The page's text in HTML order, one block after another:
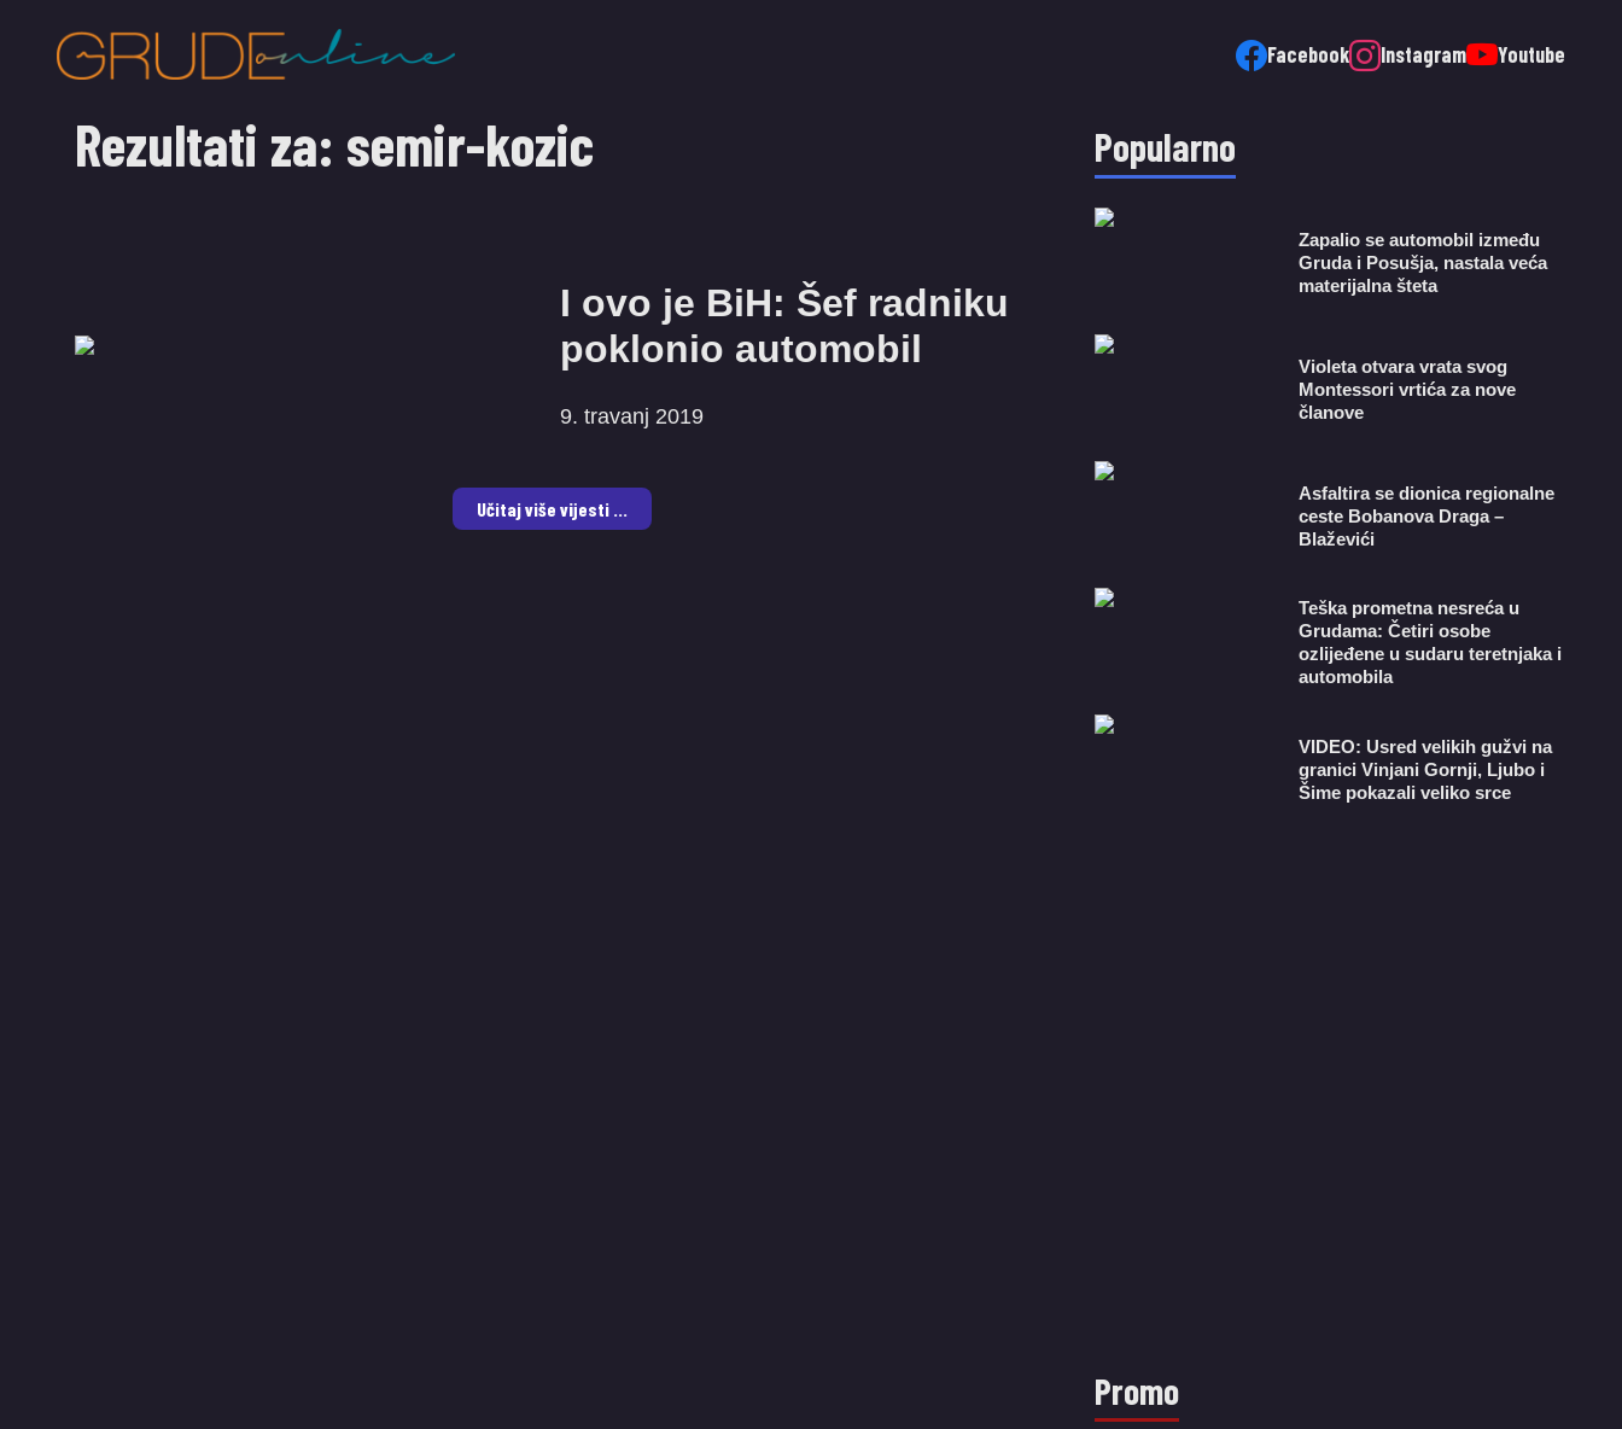
Facebook Instagram Youtube
Rezultati za: semir-kozic
I ovo je BiH: Šef radniku
poklonio automobil
9. travanj 2019
Učitaj više vijesti ...
Popularno
Zapalio se automobil između
Gruda i Posušja, nastala veća
materijalna šteta
Violeta otvara vrata svog
Montessori vrtića za nove
članove
Asfaltira se dionica regionalne
ceste Bobanova Draga –
Blaževići
Teška prometna nesreća u
Grudama: Četiri osobe
ozlijeđene u sudaru teretnjaka i
automobila
VIDEO: Usred velikih gužvi na
granici Vinjani Gornji, Ljubo i
Šime pokazali veliko srce
Promo